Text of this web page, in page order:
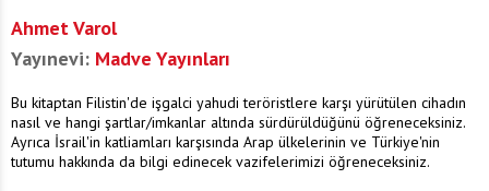
Ahmet Varol
Yayınevi: Madve Yayınları
Bu kitaptan Filistin'de işgalci yahudi teröristlere karşı yürütülen cihadın
nasıl ve hangi şartlar/imkanlar altında sürdürüldüğünü öğreneceksiniz.
Ayrıca İsrail'in katliamları karşısında Arap ülkelerinin ve Türkiye'nin
tutumu hakkında da bilgi edinecek vazifelerimizi öğreneceksiniz.